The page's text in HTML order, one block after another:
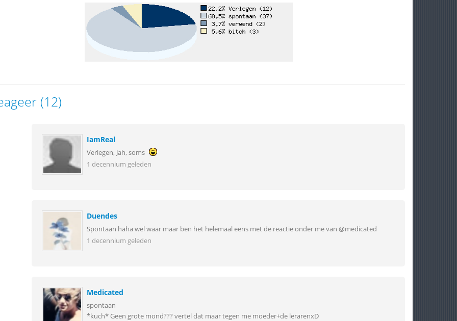
(12)
IamReal
Verlegen, Jah, soms
1 decennium geleden
Duendes
Spontaan haha wel waar maar ben het helemaal eens met de reactie onder me van @medicated
1 decennium geleden
Medicated
spontaan
*kuch* Geen grote mond??? vertel dat maar tegen me moeder+de lerarenxD